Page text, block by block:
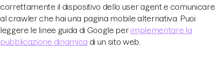
correttamente il dispositivo dello user agent e comunicare
al crawler che hai una pagina mobile alternativa. Puoi
leggere le linee guida di Google per implementare la
pubblicazione dinamica di un sito web.